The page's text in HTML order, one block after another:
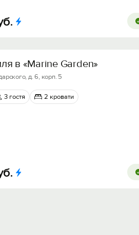
в «Marine Garden»
д. 6, корп. 5
3 гостя 2 кровати